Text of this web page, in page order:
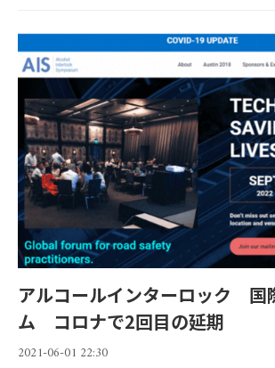
アルコールインターロック 国
ム コロナで2回目の延期
2021-06-01 22:30